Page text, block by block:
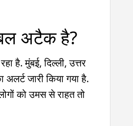
अटैक है?
है. मुंबई, दिल्ली, उत्तर
जारी किया गया है.
को उमस से राहत तो